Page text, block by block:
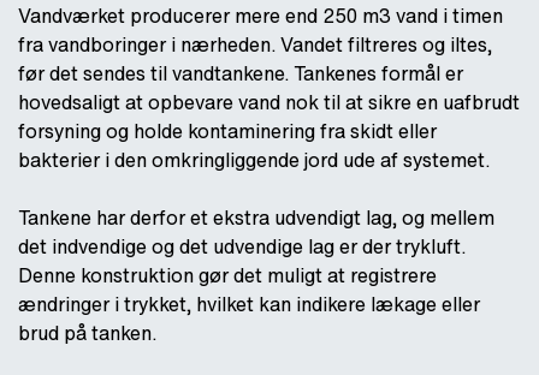
Vandværket producerer mere end 250 m3 vand i timen
fra vandboringer i nærheden. Vandet filtreres og iltes,
før det sendes til vandtankene. Tankenes formål er
hovedsaligt at opbevare vand nok til at sikre en uafbrudt
forsyning og holde kontaminering fra skidt eller
bakterier i den omkringliggende jord ude af systemet.
Tankene har derfor et ekstra udvendigt lag, og mellem
det indvendige og det udvendige lag er der trykluft.
Denne konstruktion gør det muligt at registrere
ændringer i trykket, hvilket kan indikere lækage eller
brud på tanken.